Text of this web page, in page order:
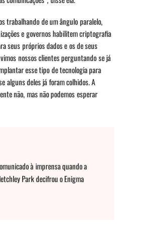
trabalhando de um ângulo paralelo,
e governos habilitem criptografia
seus próprios dados e os de seus
nossos clientes perguntando se já
esse tipo de tecnologia para
alguns deles já foram colhidos. A
não, mas não podemos esperar
à imprensa quando a
Park decifrou o Enigma